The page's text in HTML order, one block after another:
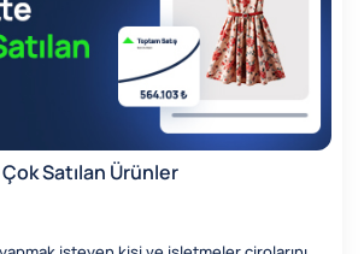
Satılan Ürünler